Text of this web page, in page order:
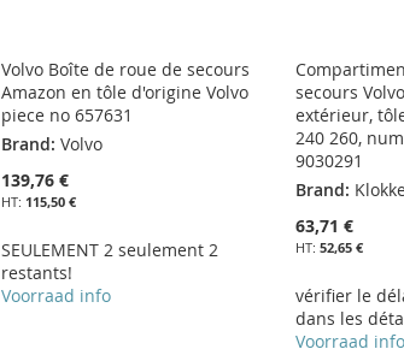
Volvo Boîte de roue de secours
Amazon en tôle d'origine Volvo
piece no 657631
Brand: Volvo
139,76 €
115,50 €
SEULEMENT 2 seulement 2
restants!
Voorraad info
secours
extérieur,
240 260,
9030291
Brand:
63,71 €
52,65 €
vérifier le
dans les
Voorraad info